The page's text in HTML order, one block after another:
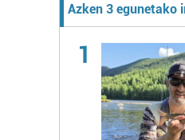
Azken 3 egunetako
1